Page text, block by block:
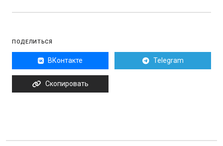
ПОДЕЛИТЬСЯ
ВКонтакте Telegram
Скопировать